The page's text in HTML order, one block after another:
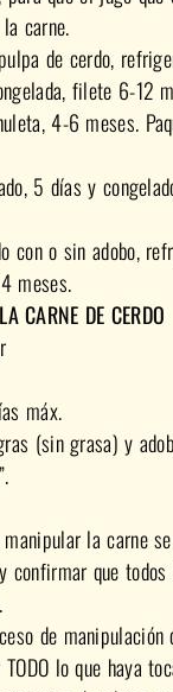
carne.
de cerdo,
filete 6-12
4-6 meses.
5 días y
con o sin adobo,
meses.
CARNE DE CERDO
máx.
(sin grasa) y
la carne
confirmar que
de manipulación
lo que haya